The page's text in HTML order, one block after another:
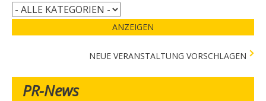
ANZEIGEN
NEUE VERANSTALTUNG VORSCHLAGEN
PR-News